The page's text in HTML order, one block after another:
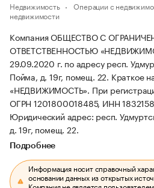
Недвижимость Операции с
недвижимости
Компания ОБЩЕСТВО С
ОТВЕТСТВЕННОСТЬЮ
29.09.2020 г. по адресу респ.
Пойма, д. 19г, помещ. 22. Краткое
«НЕДВИЖИМОСТЬ». При
ОГРН 1201800018485, ИНН
Юридический адрес: респ.
д. 19г, помещ. 22.
Подробнее
Информация носит справочный
основании данных из открытых